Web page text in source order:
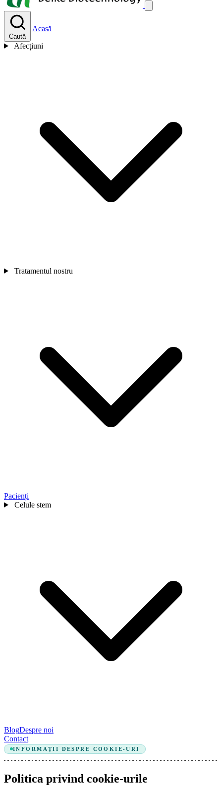
Caută
Acasă
Afecțiuni
Tratamentul nostru
Pacienți
Celule stem
BlogDespre noi
Contact
INFORMAȚII DESPRE COOKIE-URI
Politica privind cookie-urile